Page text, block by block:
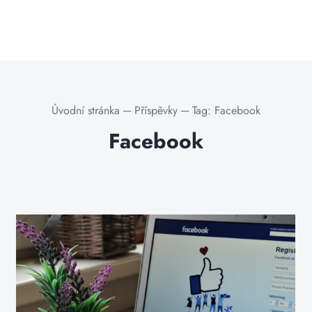
Úvodní stránka ─ Příspěvky ─ Tag: Facebook
Facebook